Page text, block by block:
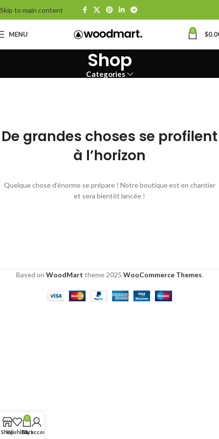
Skip to main content
MENU 0 $
Shop
Categories
De grandes choses se profilent
à l’horizon
Quelque chose d’énorme se prépare ! Notre boutique est en chantier
et sera bientôt lancée !
Based on WoodMart theme2025 WooCommerce Themes.
ShopWishlist
0
Cart
My account